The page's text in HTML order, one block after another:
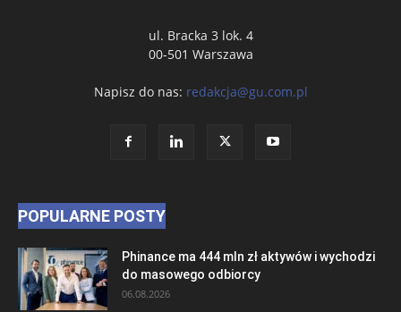
ul. Bracka 3 lok. 4
00-501 Warszawa
Napisz do nas: redakcja@gu.com.pl
POPULARNE POSTY
Phinance ma 444 mln zł aktywów i wychodzi
do masowego odbiorcy
06.08.2026